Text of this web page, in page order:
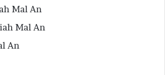
Mal An
Mal An
An